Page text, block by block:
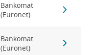
Bankomat
(Euronet)
Bankomat
(Euronet)